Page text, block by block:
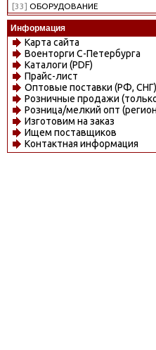
[33] ОБОРУДОВАНИЕ
Информация
Карта сайта
Военторги С-Петербурга
Каталоги (PDF)
Прайс-лист
Оптовые поставки (РФ, СНГ)
Розничные продажи
Розница/мелкий опт
Изготовим на заказ
Ищем поставщиков
Контактная информация